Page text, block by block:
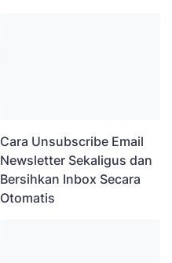
Cara Unsubscribe Email
Newsletter Sekaligus dan
Bersihkan Inbox Secara
Otomatis